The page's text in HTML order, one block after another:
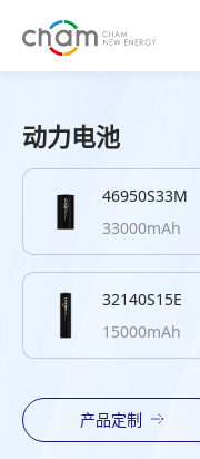
动力电池
46950S33M
33000mAh
32140S15E
15000mAh
产品定制